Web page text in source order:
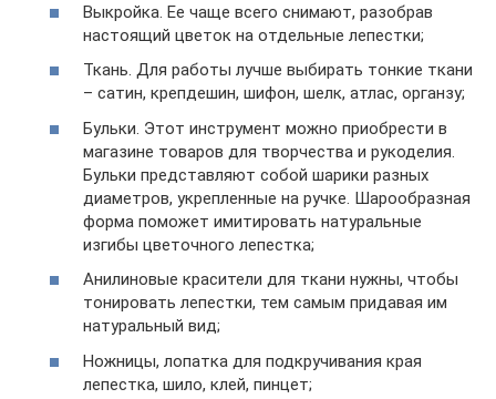
Выкройка. Ее чаще всего снимают, разобрав
настоящий цветок на отдельные лепестки;
Ткань. Для работы лучше выбирать тонкие ткани
– сатин, крепдешин, шифон, шелк, атлас, органзу;
Бульки. Этот инструмент можно приобрести в
магазине товаров для творчества и рукоделия.
Бульки представляют собой шарики разных
диаметров, укрепленные на ручке. Шарообразная
форма поможет имитировать натуральные
изгибы цветочного лепестка;
Анилиновые красители для ткани нужны, чтобы
тонировать лепестки, тем самым придавая им
натуральный вид;
Ножницы, лопатка для подкручивания края
лепестка, шило, клей, пинцет;